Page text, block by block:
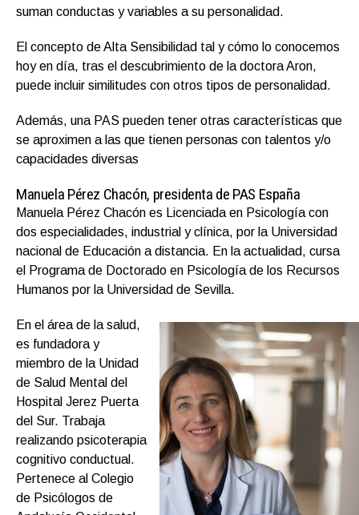
suman conductas y variables a su personalidad.
El concepto de Alta Sensibilidad tal y cómo lo conocemos
hoy en día, tras el descubrimiento de la doctora Aron,
puede incluir similitudes con otros tipos de personalidad.
Además, una PAS pueden tener otras características que
se aproximen a las que tienen personas con talentos y/o
capacidades diversas
Manuela Pérez Chacón, presidenta de PAS España
Manuela Pérez Chacón es Licenciada en Psicología con
dos especialidades, industrial y clínica, por la Universidad
nacional de Educación a distancia. En la actualidad, cursa
el Programa de Doctorado en Psicología de los Recursos
Humanos por la Universidad de Sevilla.
En el área de la salud,
es fundadora y
miembro de la Unidad
de Salud Mental del
Hospital Jerez Puerta
del Sur. Trabaja
realizando psicoterapia
cognitivo conductual.
Pertenece al Colegio
de Psicólogos de